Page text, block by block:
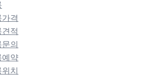
격
적
의
예약
치